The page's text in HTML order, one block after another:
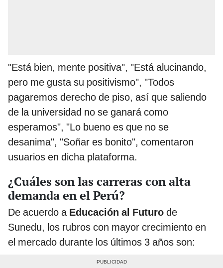
"Está bien, mente positiva", "Está alucinando,
pero me gusta su positivismo", "Todos
pagaremos derecho de piso, así que saliendo
de la universidad no se ganará como
esperamos", "Lo bueno es que no se
desanima", "Soñar es bonito", comentaron
usuarios en dicha plataforma.
¿Cuáles son las carreras con alta
demanda en el Perú?
De acuerdo a Educación al Futuro de
Sunedu, los rubros con mayor crecimiento en
el mercado durante los últimos 3 años son: